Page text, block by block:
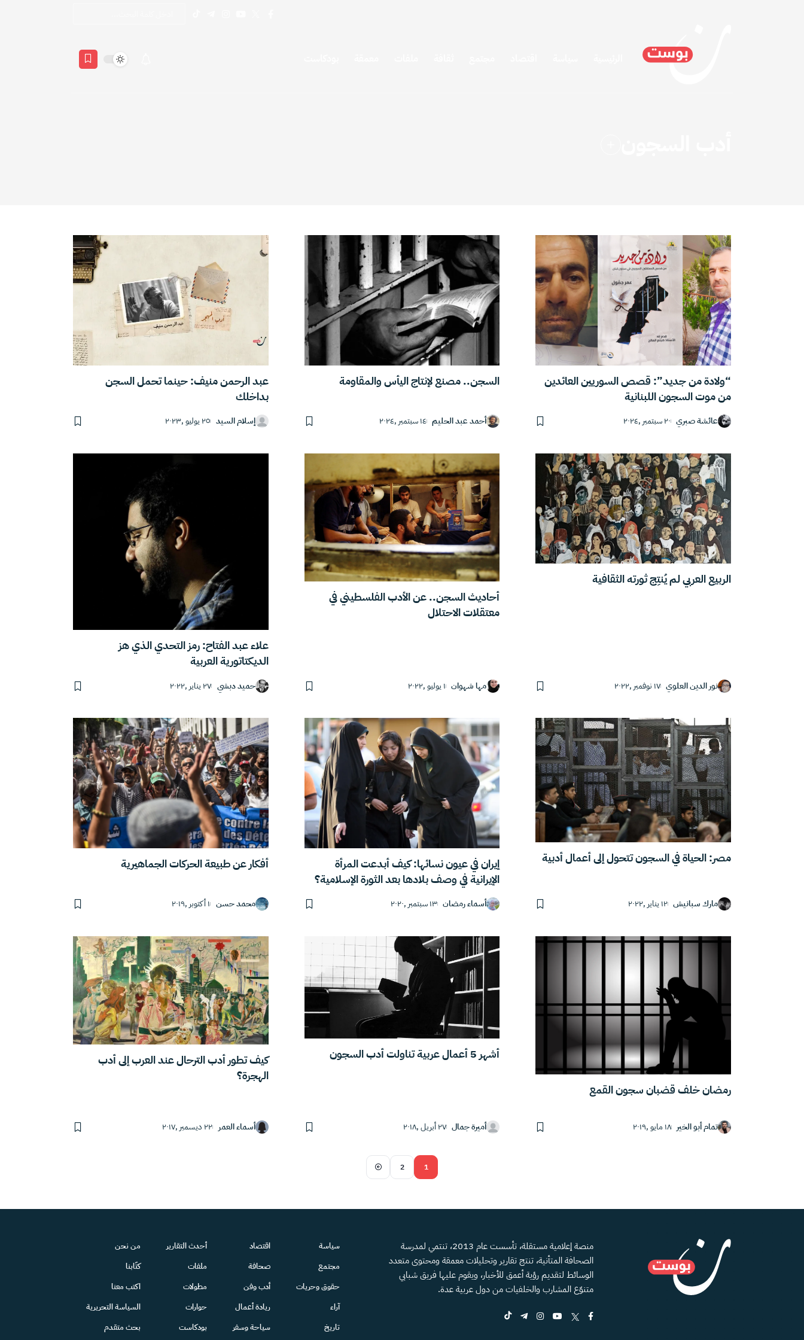
“ولادة من جديد”: قصص السوريين العائدين
من موت السجون اللبنانية
عائشة صبري ٢٠ سبتمبر ,٢٠٢٤
السجن.. مصنع لإنتاج اليأس والمقاومة
أحمد عبد الحليم ١٤ سبتمبر ,٢٠٢٤
عبد الرحمن منيف: حينما تحمل السجن
بداخلك
إسلام السيد ٢٥ يوليو ,٢٠٢٣
الربيع العربي لم يُنتِج ثورته الثقافية
نور الدين العلوي ١٧ نوفمبر ,٢٠٢٢
أحاديث السجن.. عن الأدب الفلسطيني في
معتقلات الاحتلال
مها شهوان ١ يوليو ,٢٠٢٢
علاء عبد الفتاح: رمز التحدي الذي هز
الديكتاتورية العربية
حميد دبشي ٢٧ يناير ,٢٠٢٢
مصر: الحياة في السجون تتحول إلى أعمال أدبية
مارك سبانيش ١٢ يناير ,٢٠٢٢
إيران في عيون نسائها: كيف أبدعت المرأة
الإيرانية في وصف بلادها بعد الثورة الإسلامية؟
أسماء رمضان ١٣ سبتمبر ,٢٠٢٠
أفكار عن طبيعة الحركات الجماهيرية
محمد حسن ١ أكتوبر ,٢٠١٩
رمضان خلف قضبان سجون القمع
تمام أبو الخير ١٨ مايو ,٢٠١٩
أشهر 5 أعمال عربية تناولت أدب السجون
أميرة جمال ٢٧ أبريل ,٢٠١٨
كيف تطور أدب الترحال عند العرب إلى أدب
الهجرة؟
أسماء العمر ٢٢ ديسمبر ,٢٠١٧
1
2
منصة إعلامية مستقلة، تأسست عام 2013، تنتمي لمدرسة
الصحافة المتأنية، تنتج تقارير وتحليلات معمقة ومحتوى متعدد
الوسائط لتقديم رؤية أعمق للأخبار، ويقوم عليها فريق شبابي
متنوّع المشارب والخلفيات من دول عربية عدة.
سياسة
مجتمع
حقوق وحريات
آراء
تاريخ
اقتصاد
صحافة
أدب وفن
ريادة أعمال
سياحة وسفر
أحدث التقارير
ملفات
مطولات
حوارات
بودكاست
من نحن
كتّابنا
اكتب معنا
السياسة التحريرية
بحث متقدم